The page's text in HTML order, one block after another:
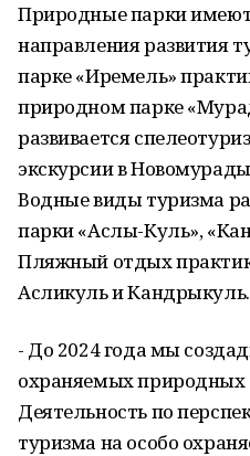
Природные парки
направления развития
парке «Иремель»
природном парке
развивается
экскурсии в
Водные виды туризма
парки «Аслы-Куль»,
Пляжный отдых
Асликуль и Кандрыкуль.
- До 2024 года мы
охраняемых природных
Деятельность по
туризма на особо